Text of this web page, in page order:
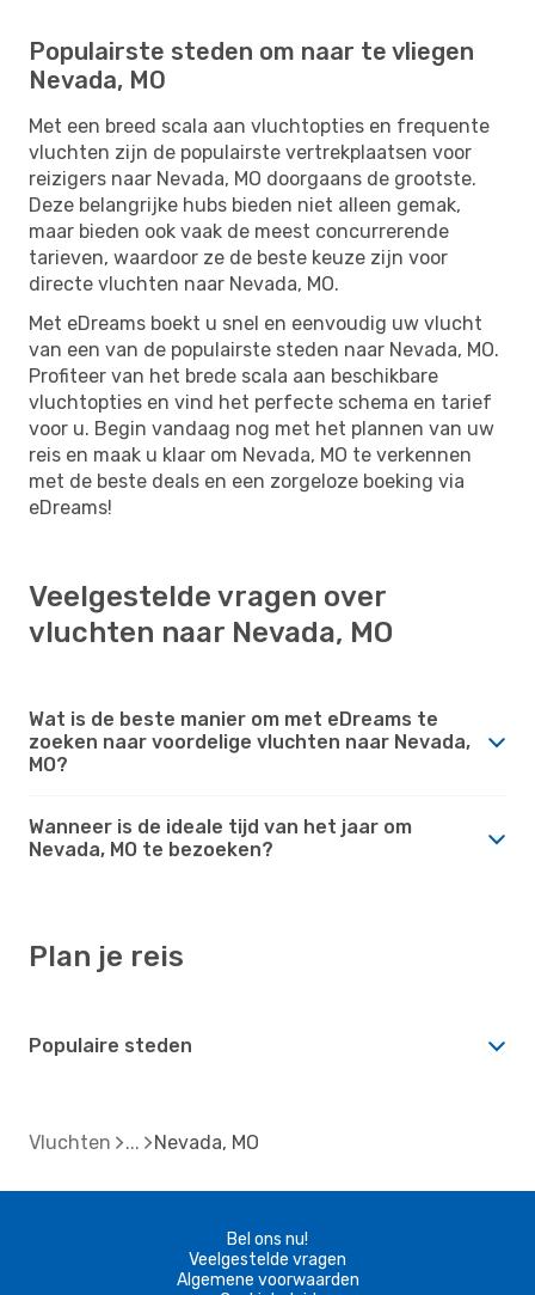
Populairste steden om naar te vliegen
Nevada, MO
Met een breed scala aan vluchtopties en frequente
vluchten zijn de populairste vertrekplaatsen voor
reizigers naar Nevada, MO doorgaans de grootste.
Deze belangrijke hubs bieden niet alleen gemak,
maar bieden ook vaak de meest concurrerende
tarieven, waardoor ze de beste keuze zijn voor
directe vluchten naar Nevada, MO.
Met eDreams boekt u snel en eenvoudig uw vlucht
van een van de populairste steden naar Nevada, MO.
Profiteer van het brede scala aan beschikbare
vluchtopties en vind het perfecte schema en tarief
voor u. Begin vandaag nog met het plannen van uw
reis en maak u klaar om Nevada, MO te verkennen
met de beste deals en een zorgeloze boeking via
eDreams!
Veelgestelde vragen over
vluchten naar Nevada, MO
Wat is de beste manier om met eDreams te
zoeken naar voordelige vluchten naar Nevada,
MO?
Wanneer is de ideale tijd van het jaar om
Nevada, MO te bezoeken?
Plan je reis
Populaire steden
Vluchten Nevada, MO
Bel ons nu!
Veelgestelde vragen
Algemene voorwaarden